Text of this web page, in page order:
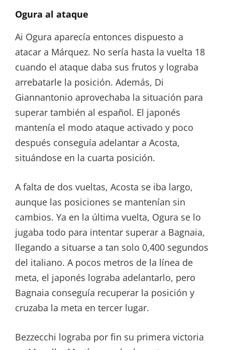
Ogura al ataque
Ai Ogura aparecía entonces dispuesto a
atacar a Márquez. No sería hasta la vuelta 18
cuando el ataque daba sus frutos y lograba
arrebatarle la posición. Además, Di
Giannantonio aprovechaba la situación para
superar también al español. El japonés
mantenía el modo ataque activado y poco
después conseguía adelantar a Acosta,
situándose en la cuarta posición.
A falta de dos vueltas, Acosta se iba largo,
aunque las posiciones se mantenían sin
cambios. Ya en la última vuelta, Ogura se lo
jugaba todo para intentar superar a Bagnaia,
llegando a situarse a tan solo 0,400 segundos
del italiano. A pocos metros de la línea de
meta, el japonés lograba adelantarlo, pero
Bagnaia conseguía recuperar la posición y
cruzaba la meta en tercer lugar.
Bezzecchi lograba por fin su primera victoria